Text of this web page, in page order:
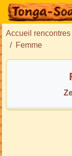
Accueil rencontres
Femme